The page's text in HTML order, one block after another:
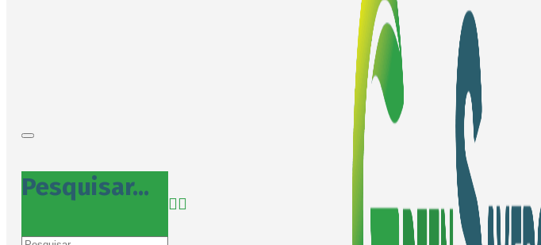
Pesquisar...
Pesquisar